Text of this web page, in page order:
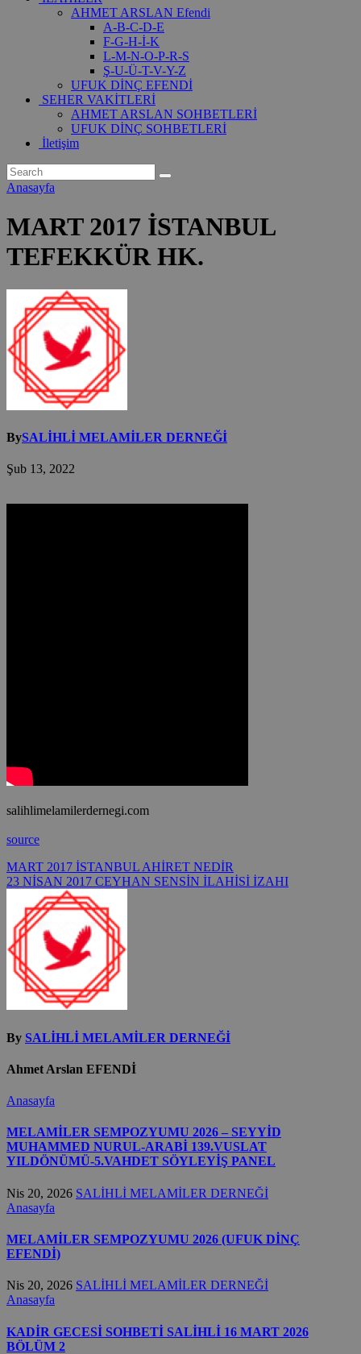
AHMET ARSLAN Efendi
A-B-C-D-E
F-G-H-İ-K
L-M-N-O-P-R-S
Ş-U-Ü-T-V-Y-Z
UFUK DİNÇ EFENDİ
SEHER VAKİTLERİ
AHMET ARSLAN SOHBETLERİ
UFUK DİNÇ SOHBETLERİ
İletişim
Anasayfa
MART 2017 İSTANBUL
TEFEKKÜR HK.
BySALİHLİ MELAMİLER DERNEĞİ
Şub 13, 2022
salihlimelamilerdernegi.com
source
Yazı
gezinmesi
MART 2017 İSTANBUL AHİRET NEDİR
23 NİSAN 2017 CEYHAN SENSİN İLAHİSİ İZAHI
By SALİHLİ MELAMİLER DERNEĞİ
Ahmet Arslan EFENDİ
Anasayfa
MELAMİLER SEMPOZYUMU 2026 – SEYYİD
MUHAMMED NURUL-ARABİ 139.VUSLAT
YILDÖNÜMÜ-5.VAHDET SÖYLEYİŞ PANEL
Nis 20, 2026 SALİHLİ MELAMİLER DERNEĞİ
Anasayfa
MELAMİLER SEMPOZYUMU 2026 (UFUK DİNÇ
EFENDİ)
Nis 20, 2026 SALİHLİ MELAMİLER DERNEĞİ
Anasayfa
KADİR GECESİ SOHBETİ SALİHLİ 16 MART 2026
BÖLÜM 2